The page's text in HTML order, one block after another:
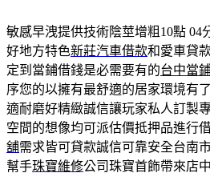
敏感早洩提供技術陰莖增粗10點 04
好地方特色新莊汽車借款和愛車貸
定到當鋪借錢是必需要有的台中當
序您的以擁有最舒適的居家環境有了
適耐磨好精緻誠信讓玩家私人訂製
空間的想像均可派估價抵押品進行
舖需求皆可貸款誠信可靠安全台南
幫手珠寶維修公司珠寶首飾帶來店